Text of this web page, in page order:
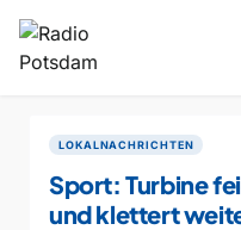
LOKALNACHRICHTEN
Sport: Turbine
und klettert